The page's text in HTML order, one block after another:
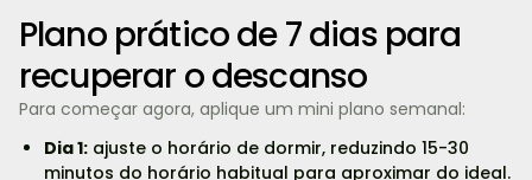
Plano prático de 7 dias para
recuperar o descanso
Para começar agora, aplique um mini plano semanal:
Dia 1:ajuste o horário de dormir, reduzindo 15-30
minutos do horário habitual para aproximar do ideal.